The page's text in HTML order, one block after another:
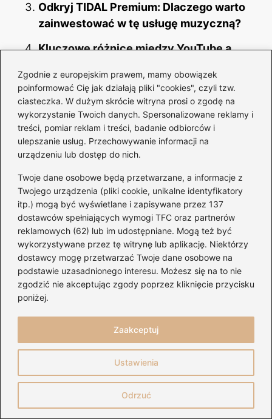
Zgodnie z europejskim prawem, mamy obowiązek
poinformować Cię jak działają pliki "cookies", czyli tzw.
ciasteczka. W dużym skrócie witryna prosi o zgodę na
wykorzystanie Twoich danych. Spersonalizowane reklamy i
treści, pomiar reklam i treści, badanie odbiorców i
ulepszanie usług. Przechowywanie informacji na
urządzeniu lub dostęp do nich.
Twoje dane osobowe będą przetwarzane, a informacje z
Twojego urządzenia (pliki cookie, unikalne identyfikatory
itp.) mogą być wyświetlane i zapisywane przez 137
dostawców spełniających wymogi TFC oraz partnerów
reklamowych (62) lub im udostępniane. Mogą też być
wykorzystywane przez tę witrynę lub aplikację. Niektórzy
dostawcy mogę przetwarzać Twoje dane osobowe na
podstawie uzasadnionego interesu. Możesz się na to nie
zgodzić nie akceptując zgody poprzez kliknięcie przycisku
poniżej.
Ustawienia
Odrzuć
Zaakceptuj
Odkryj TIDAL Premium: Dlaczego warto
zainwestować w tę usługę muzyczną?
Kluczowe różnice między YouTube a
Pozbądź się niechcianych podcastów ze
Spotify i zorganizuj swoją bibliotekę
Jak cieszyć się Spotify bez karty
kredytowej i unikać problemów z
płatnościami
Jak szybko i łatwo doładować Spotify
kodem z Media Expert – praktyczne
wskazówki
Jak zaprosić znajomych na Spotify i
razem odkrywać muzyczne hity
Jak skutecznie wyłączyć Spotify i
uniknąć problemów z aplikacją?
Jak bezpiecznie usunąć Spotify i
zachować ulubione playlisty?